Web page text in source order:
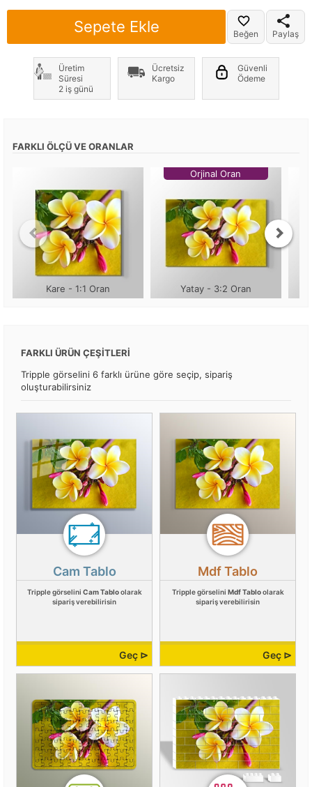
Sepete Ekle Beğen Paylaş
Üretim
Süresi
2 iş günü
Ücretsiz
Kargo
Güvenli
Ödeme
FARKLI ÖLÇÜ VE ORANLAR
Kare - 1:1 Oran
Orjinal Oran
Yatay - 3:2 Oran
FARKLI ÜRÜN ÇEŞİTLERİ
Tripple görselini 6 farklı ürüne göre seçip, sipariş
oluşturabilirsiniz
Cam Tablo
Tripple görselini Cam Tabloolarak
sipariş verebilirisin
Geç ⊳
Mdf Tablo
Tripple görselini Mdf Tabloolarak
sipariş verebilirisin
Geç ⊳